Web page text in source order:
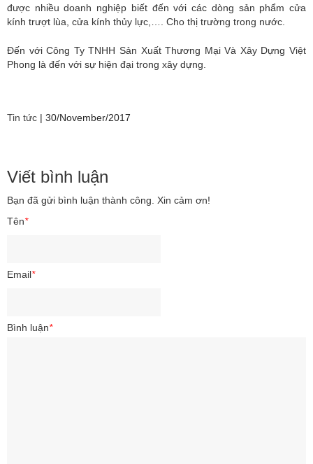
được nhiều doanh nghiệp biết đến với các dòng sản phẩm cửa
kính trượt lùa, cửa kính thủy lực,…. Cho thị trường trong nước.
Đến với Công Ty TNHH Sản Xuất Thương Mại Và Xây Dựng Việt
Phong là đến với sự hiện đại trong xây dựng.
Tin tức | 30/November/2017
Viết bình luận
Bạn đã gửi bình luận thành công. Xin cảm ơn!
Tên*
Email*
Bình luận*